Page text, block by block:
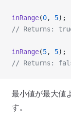
inRange(0, 5);
// Returns:
inRange(5, 5);
// Returns:
最小値が最大値
す。